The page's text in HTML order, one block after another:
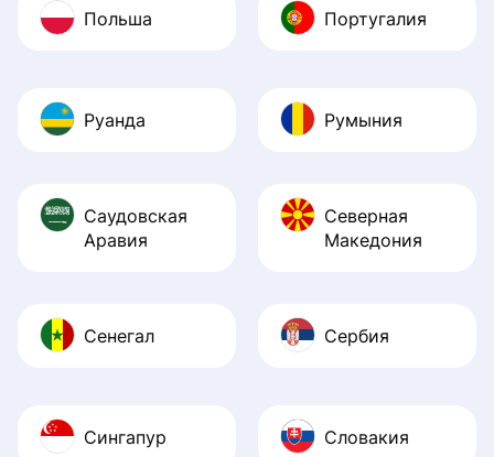
Польша Португалия
Руанда Румыния
Саудовская
Аравия
Северная
Македония
Сенегал Сербия
Сингапур Словакия